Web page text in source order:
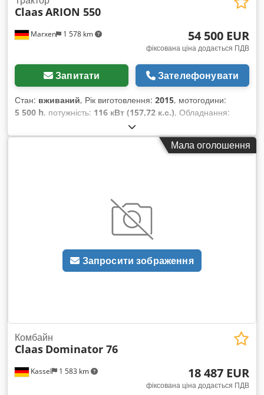
Marxen 1 578 km
ClaasARION 550
54 500 EUR
фіксована ціна додається ПДВ
Запитати Зателефонувати
Стан: вживаний, Рік виготовлення: 2015, мотогодини:
5 500 h, потужність: 116 кВт (157,72 к.с.), Обладнання:
гальмо зі стисненим повітрям
Мала оголошення
Запросити зображення
Kassel 1 583 km
Комбайн
Claas Dominator 76
18 487 EUR
фіксована ціна додається ПДВ